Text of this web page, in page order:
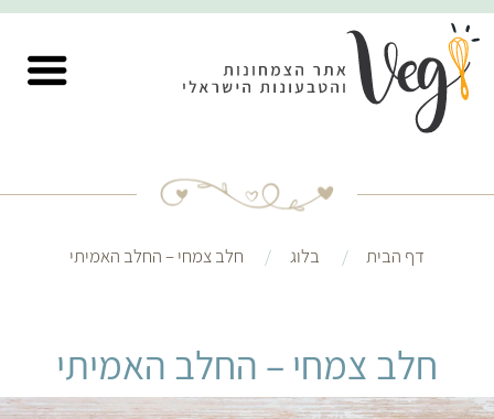
דף הבית בלוג חלב צמחי – החלב האמיתי
חלב צמחי – החלב האמיתי